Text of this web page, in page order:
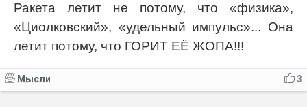
Ракета летит не потому, что «физика»,
«Циолковский», «удельный импульс»... Она
летит потому, что ГОРИТ ЕЁ ЖОПА!!!
3
Мысли